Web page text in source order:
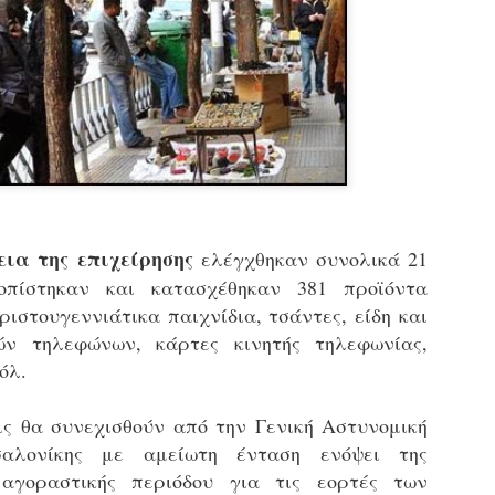
της επιχείρησης ελέγχθηκαν συνολικά 21
και κατασχέθηκαν 381 προϊόντα
παιχνίδια, τσάντες, είδη και
τηλεφώνων, κάρτες κινητής τηλεφωνίας,
θα συνεχισθούν από την Γενική Αστυνομική
με αμείωτη ένταση ενόψει της
περιόδου για τις εορτές των
εκπαιδευμένους
ήδη ολοκληρώσει την
είναι έτοιμοι να
Στο πλαίσιο της
ολοκαίνουργια
τις περιπολίες και τις
στελεχών της υπηρεσίας.
Απολογισμός των
ελέγχων σε ιδιοκτήτες
Δημοτική Αστυνομία
Θεσσαλονίκης: Ένταση